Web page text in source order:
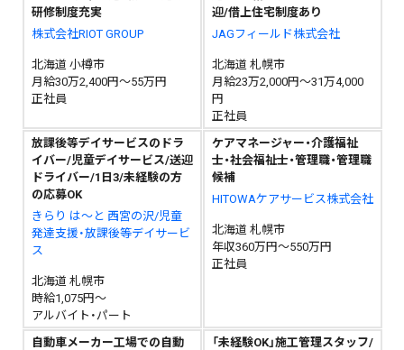
研修制度充実
株式会社RIOT GROUP
北海道 小樽市
月給30万2,400円～55万円
正社員
迎/借上住宅制度あり
JAGフィールド株式会社
北海道 札幌市
月給23万2,000円～31万4,000
円
正社員
放課後等デイサービスのドラ
イバー/児童デイサービス/送迎
ドライバー/1日3/未経験の方
の応募OK
きらり は～と 西宮の沢/児童
発達支援・放課後等デイサービ
ス
北海道 札幌市
時給1,075円～
アルバイト・パート
ケアマネージャー・介護福祉
士・社会福祉士・管理職・管理職
候補
HITOWAケアサービス株式会社
北海道 札幌市
年収360万円～550万円
正社員
自動車メーカー工場での自動
「未経験OK」施工管理スタッフ/